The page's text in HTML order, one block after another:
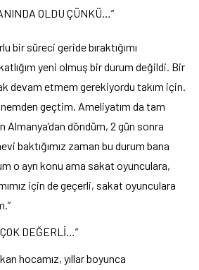
OLDU ÇÜNKÜ…”
bir süreci geride bıraktığımı
yeni olmuş bir durum değildi. Bir
devam etmem gerekiyordu takım için.
geçtim. Ameliyatım da tam
Almanya’dan döndüm, 2 gün sonra
baktığımız zaman bu durum bana
o ayrı konu ama sakat oyunculara,
için de geçerli, sakat oyunculara
DEĞERLİ…”
hocamız, yıllar boyunca